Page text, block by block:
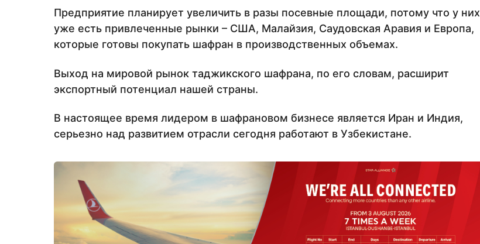
Предприятие планирует увеличить в разы посевные площади, потому что у них
уже есть привлеченные рынки – США, Малайзия, Саудовская Аравия и Европа,
которые готовы покупать шафран в производственных объемах.
Выход на мировой рынок таджикского шафрана, по его словам, расширит
экспортный потенциал нашей страны.
В настоящее время лидером в шафрановом бизнесе является Иран и Индия,
серьезно над развитием отрасли сегодня работают в Узбекистане.